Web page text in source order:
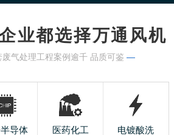
业都选择万通风机
气处理工程案例逾千 品质可鉴 —
导体 医药化工 电镀酸洗